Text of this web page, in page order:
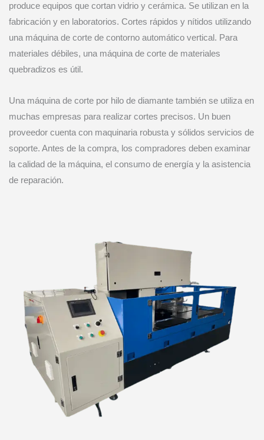
produce equipos que cortan vidrio y cerámica. Se utilizan en la
fabricación y en laboratorios. Cortes rápidos y nítidos utilizando
una máquina de corte de contorno automático vertical. Para
materiales débiles, una máquina de corte de materiales
quebradizos es útil.
Una máquina de corte por hilo de diamante también se utiliza en
muchas empresas para realizar cortes precisos. Un buen
proveedor cuenta con maquinaria robusta y sólidos servicios de
soporte. Antes de la compra, los compradores deben examinar
la calidad de la máquina, el consumo de energía y la asistencia
de reparación.